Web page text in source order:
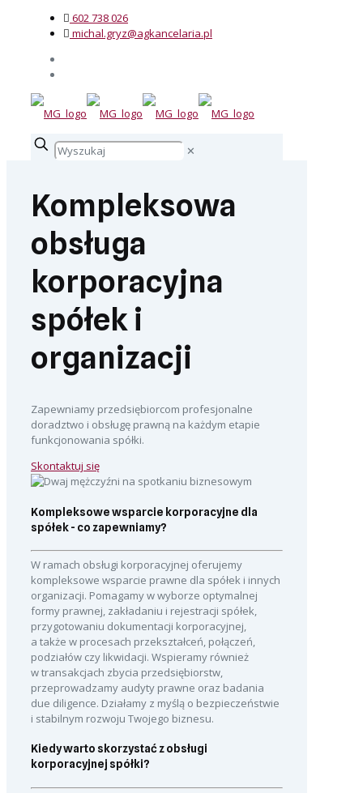
602 738 026
michal.gryz@agkancelaria.pl
✕
Kompleksowa
obsługa
korporacyjna
spółek i
organizacji
Zapewniamy przedsiębiorcom profesjonalne
doradztwo i obsługę prawną na każdym etapie
funkcjonowania spółki.
Skontaktuj się
Kompleksowe wsparcie korporacyjne dla
spółek - co zapewniamy?
W ramach obsługi korporacyjnej oferujemy
kompleksowe wsparcie prawne dla spółek i innych
organizacji. Pomagamy w wyborze optymalnej
formy prawnej, zakładaniu i rejestracji spółek,
przygotowaniu dokumentacji korporacyjnej,
a także w procesach przekształceń, połączeń,
podziałów czy likwidacji. Wspieramy również
w transakcjach zbycia przedsiębiorstw,
przeprowadzamy audyty prawne oraz badania
due diligence. Działamy z myślą o bezpieczeństwie
i stabilnym rozwoju Twojego biznesu.
Kiedy warto skorzystać z obsługi
korporacyjnej spółki?